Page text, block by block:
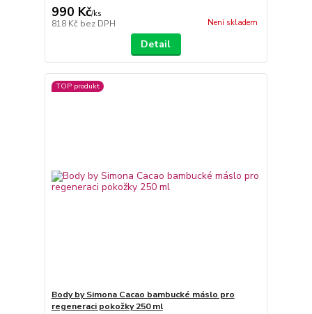
990 Kč/ks
818 Kč bez DPH Není skladem
Detail
TOP produkt
Body by Simona Cacao bambucké máslo pro
regeneraci pokožky 250 ml